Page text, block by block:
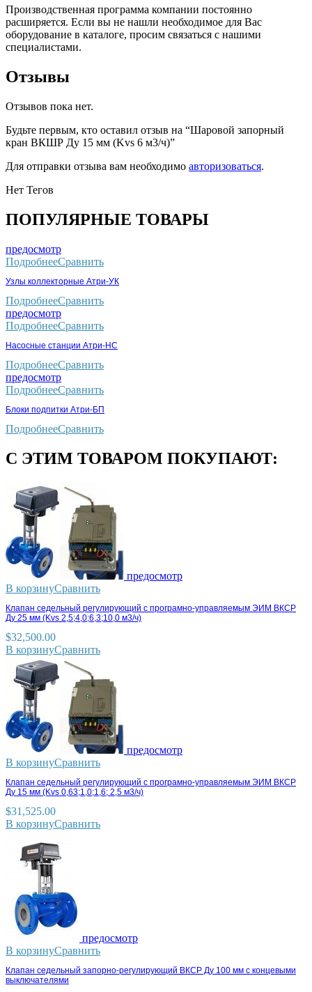
Производственная программа компании постоянно
расширяется. Если вы не нашли необходимое для Вас
оборудование в каталоге, просим связаться с нашими
специалистами.
Отзывы
Отзывов пока нет.
Будьте первым, кто оставил отзыв на “Шаровой запорный
кран ВКШР Ду 15 мм (Kvs 6 м3/ч)”
Для отправки отзыва вам необходимо авторизоваться.
Нет Тегов
ПОПУЛЯРНЫЕ ТОВАРЫ
предосмотр
ПодробнееСравнить
Узлы коллекторные Атри-УК
ПодробнееСравнить
предосмотр
ПодробнееСравнить
Насосные станции Атри-НС
ПодробнееСравнить
предосмотр
ПодробнееСравнить
Блоки подпитки Атри-БП
ПодробнееСравнить
С ЭТИМ ТОВАРОМ ПОКУПАЮТ:
предосмотр
В корзинуСравнить
Клапан седельный регулирующий с програмно-управляемым ЭИМ ВКСР
Ду 25 мм (Kvs 2,5;4,0;6,3;10,0 м3/ч)
$32,500.00
В корзинуСравнить
предосмотр
В корзинуСравнить
Клапан седельный регулирующий с програмно-управляемым ЭИМ ВКСР
Ду 15 мм (Kvs 0,63;1,0;1,6; 2,5 м3/ч)
$31,525.00
В корзинуСравнить
предосмотр
В корзинуСравнить
Клапан седельный запорно-регулирующий ВКСР Ду 100 мм с концевыми
выключателями